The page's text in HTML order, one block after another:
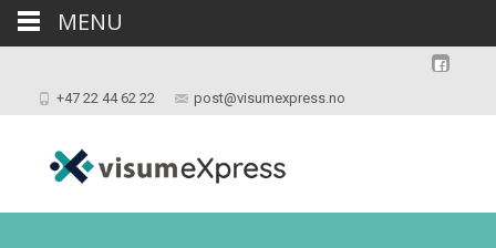
+47 22 44 62 22 post@visumexpress.no
MENU